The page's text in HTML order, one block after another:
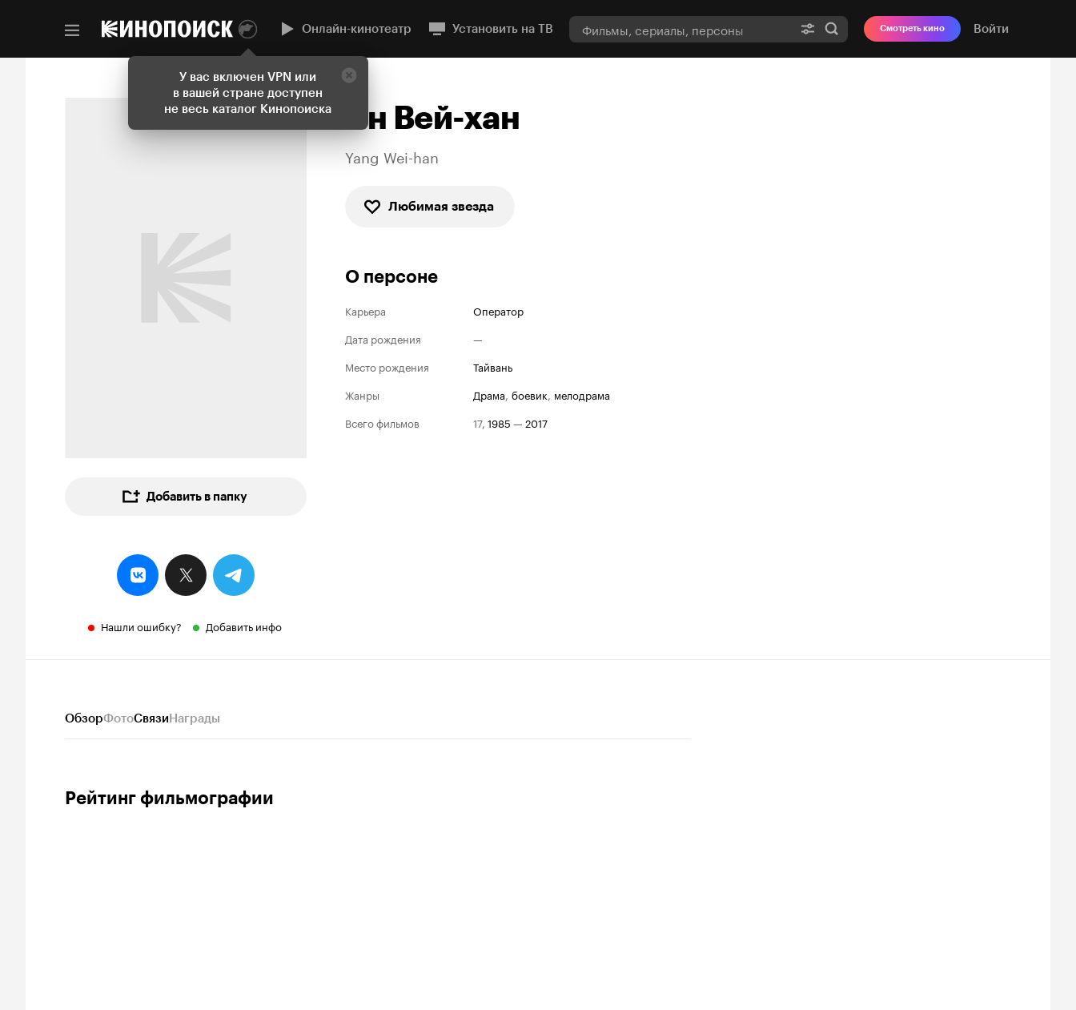
У вас включен VPN или
в вашей стране доступен
не весь каталог Кинопоиска
Онлайн-кинотеатр Установить на ТВ Смотреть кино Войти
Добавить в папку
Нашли ошибку? Добавить инфо
Ян Вей-хан
Yang Wei-han
Любимая звезда
О персоне
Карьера
Оператор
Дата рождения
—
Место рождения
Тайвань
Жанры
драма, боевик, мелодрама
Всего фильмов
17, 1985 — 2017
ОбзорФотоСвязиНаграды
Рейтинг фильмографии